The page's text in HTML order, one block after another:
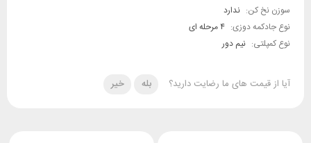
سوزن نخ کن: ندارد
نوع جادکمه دوزی:
نوع کمپلتی: نیم دور
آیا از قیمت های ما رضایت دارید؟ بله خیر